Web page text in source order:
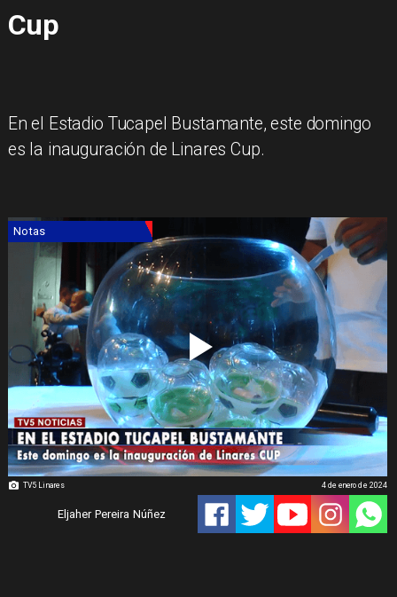
Cup
​En el Estadio Tucapel Bustamante, este domingo
es la inauguración de Linares Cup.
TV5 Linares
Notas
Eljaher Pereira Núñez
4 de enero de 2024